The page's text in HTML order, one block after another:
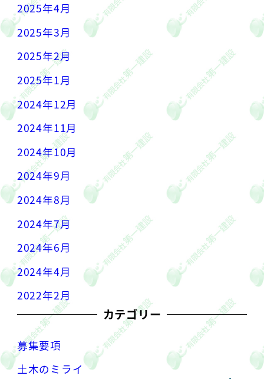
2025年4月
2025年3月
2025年2月
2025年1月
2024年12月
2024年11月
2024年10月
2024年9月
2024年8月
2024年7月
2024年6月
2024年4月
2022年2月
カテゴリー
募集要項
土木のミライ